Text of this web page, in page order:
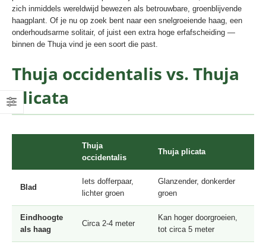
zich inmiddels wereldwijd bewezen als betrouwbare, groenblijvende
haagplant. Of je nu op zoek bent naar een snelgroeiende haag, een
onderhoudsarme solitair, of juist een extra hoge erfafscheiding —
binnen de Thuja vind je een soort die past.
Thuja occidentalis vs. Thuja
plicata
Thuja
occidentalis
Thuja plicata
Blad
Iets dofferpaar,
lichter groen
Glanzender, donkerder
groen
Eindhoogte
als haag
Circa 2-4 meter
Kan hoger doorgroeien,
tot circa 5 meter